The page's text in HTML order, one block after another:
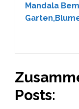
Mandala
Posts: